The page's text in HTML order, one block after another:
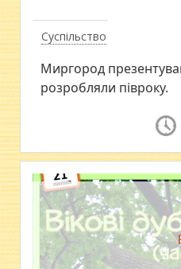
Суспільство
Миргород
розробляли півроку.